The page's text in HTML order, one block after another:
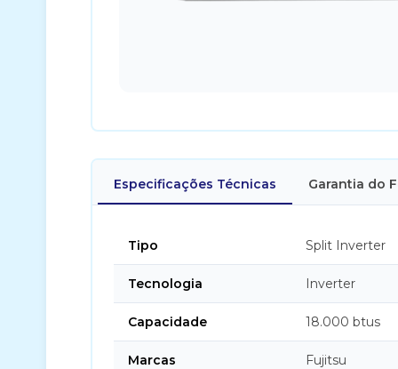
Especificações Técnicas Garantia do
Tipo Split Inverter
Tecnologia Inverter
Capacidade 18.000 btus
Marcas Fujitsu